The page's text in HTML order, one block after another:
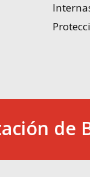
de